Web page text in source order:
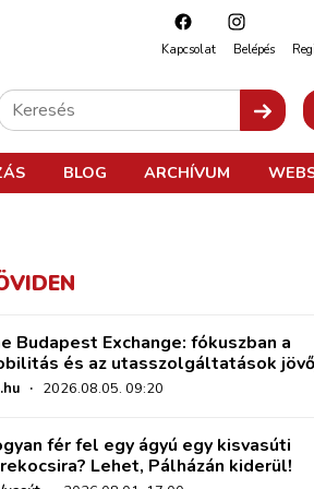
Kapcsolat Belépés
BLOG ARCHÍVUM
Budapest Exchange: fókuszban a
és az utasszolgáltatások
· 2026.08.05. 09:20
fér fel egy ágyú egy kisvasúti
Lehet, Pálházán kiderül!